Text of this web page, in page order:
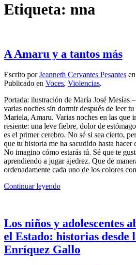
Etiqueta: nna
A Amaru y a tantos más
Escrito porJeanneth Cervantes Pesantes en
Publicado en Voces, Violencias.
Portada: ilustración de María José Mesías
varias noches sin dormir después de leer
Mariela, Amaru. Varias noches en las que
resiente: una leve fiebre, dolor de
es el primer cerebro. No sé si sea cierto,
que tu historia me ha sacudido hasta hacer
No imagino cómo estarás tú. Sé que te
aprendiendo a jugar ajedrez. Que de
ordenadamente cada uno de los colores
Continuar leyendo
Los niños y adolescentes
el Estado: historias desde
Enríquez Gallo